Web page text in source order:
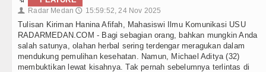
👤 Radar Medan 🕔 15:59:52, 24 Nov 2025
Tulisan Kiriman Hanina Afifah, Mahasiswi Ilmu Komunikasi USU
RADARMEDAN.COM - Bagi sebagian orang, bahkan mungkin Anda
salah satunya, olahan herbal sering terdengar meragukan dalam
mendukung pemulihan kesehatan. Namun, Michael Aditya (32)
membuktikan lewat kisahnya. Tak pernah sebelumnya terlintas di